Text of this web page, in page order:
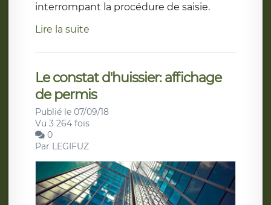
interrompant la procédure de saisie.
Lire la suite
Le constat d'huissier: affichage
de permis
Publié le 07/09/18
Vu 3 264 fois
0
Par LEGIFUZ